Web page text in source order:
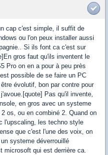
cap c'est simple, il suffit de
ou l'on peux installer aussi
Si ils font ca c'est sur
gros faut qu'ils inventent le
Pro on en a pour à peu près
possible de se faire un PC
évolutif, bon par contre pour
Pas qu'il invente,
en gros avec un systeme
os, ou en combiné 2. Quand on
l'upscaling, les techno style
que c'est l'une des voix, on
systeme déverrouillé
microsoft qui est derrière ca.